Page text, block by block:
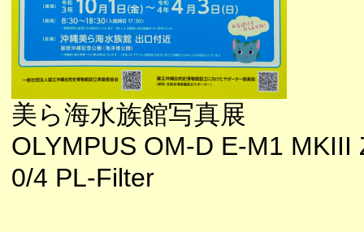
美ら海水族館写真展
OLYMPUS OM-D E-M1 MKIII
0/4 PL-Filter